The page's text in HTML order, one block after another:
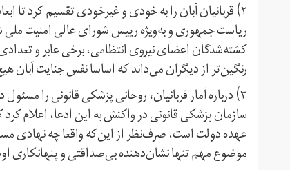
۲) قربانیان آبان را به خودی و غیرخودی تقسیم کرد
ریاست جمهوری و به‌ویژه رییس شورای عالی امنیت
کشته‌شدگان اعضای نیروی انتظامی، برخی عابر و
رنگین‌تر از دیگران می‌داند که اساسا نفس جنایت آبان
۳) درباره آمار قربانیان، روحانی پزشکی قانونی را
سازمان پزشکی قانونی در واکنش به این ادعا، اعلام
عهده دولت است. صرف‌نظر از این‌که واقعا چه نهادی
موضوع مهم تنها نشان‌دهنده بی‌صداقتی و پنهانکاری